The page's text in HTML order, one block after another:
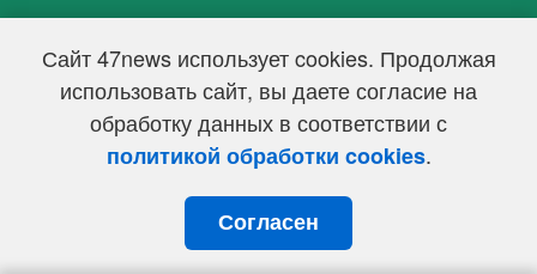
Сайт 47news использует cookies. Продолжая
использовать сайт, вы даете согласие на
обработку данных в соответствии с
политикой обработки cookies.
Согласен
47 новостей (47 news)2005 — 2026 г.
Свидетельство о регистрации СМИ Эл № ФС 77-39848, выдано
Федеральной службой по надзору в сфере связи,
информационных технологий и массовых коммуникаций